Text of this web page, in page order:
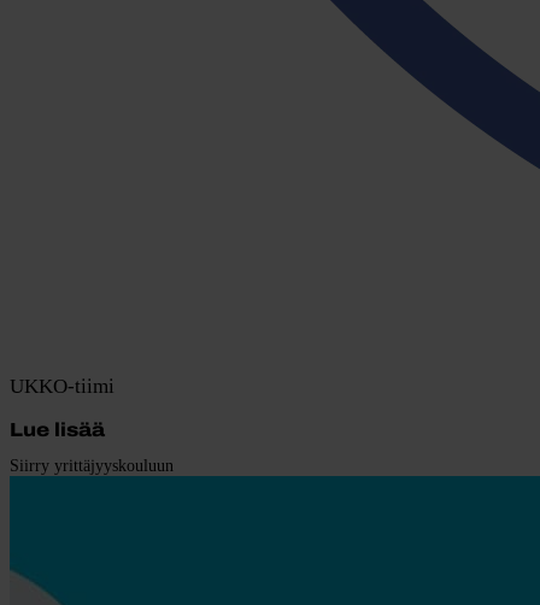
UKKO-tiimi
Lue lisää
Siirry yrittäjyyskouluun